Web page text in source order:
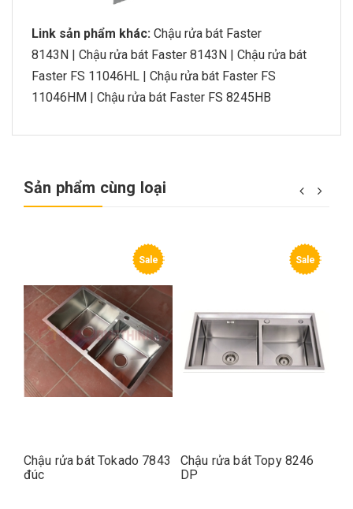
Link sản phẩm khác: Chậu rửa bát Faster
8143N
Chậu rửa bát Faster 8143N
Chậu rửa bát
Faster FS 11046HL
Chậu rửa bát Faster FS
11046HM
Chậu rửa bát Faster FS 8245HB
Sản phẩm cùng loại
Sale
Chậu rửa bát Tokado 7843
Sale
Chậu rửa bát Topy 8246